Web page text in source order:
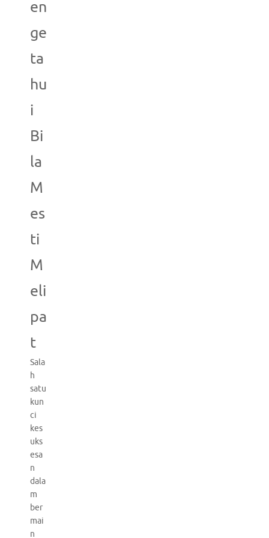
en
ge
ta
hu
i
Bi
la
M
es
ti
M
eli
pa
t
Sala
h
satu
kun
ci
kes
uks
esa
n
dala
m
ber
mai
n